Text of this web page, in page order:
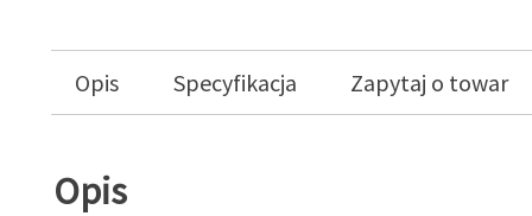
Opis Specyfikacja Zapytaj o towar
Opis